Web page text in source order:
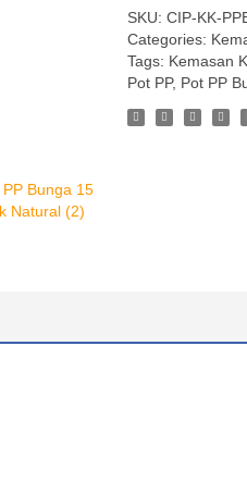
SKU: CIP-KK-
Categories:
Tags: Kemasan
Pot PP, Pot PP